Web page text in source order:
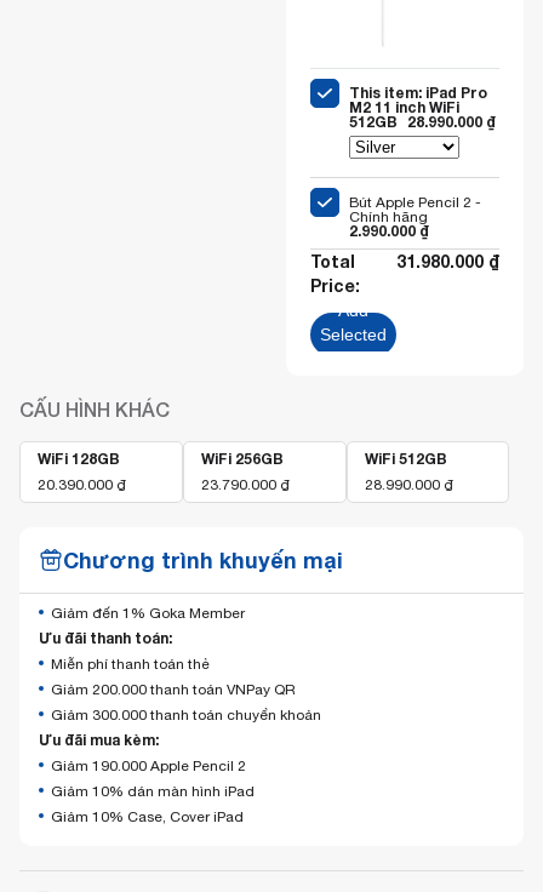
This item: iPad Pro
M2 11 inch WiFi
512GB 28.990.000 ₫
Bút Apple Pencil 2 -
Chính hãng
2.990.000 ₫
Total
Price:
31.980.000 ₫
Add
Selected
CẤU HÌNH KHÁC
WiFi 128GB
20.390.000 ₫
WiFi 256GB
23.790.000 ₫
WiFi 512GB
28.990.000 ₫
Chương trình khuyến mại
Giảm đến 1% Goka Member
Ưu đãi thanh toán:
Miễn phí thanh toán thẻ
Giảm 200.000 thanh toán VNPay QR
Giảm 300.000 thanh toán chuyển khoản
Ưu đãi mua kèm:
Giảm 190.000 Apple Pencil 2
Giảm 10% dán màn hình iPad
Giảm 10% Case, Cover iPad